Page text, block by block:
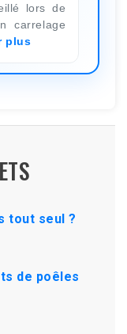
lors de
carrelage
plus
tout seul ?
de poêles